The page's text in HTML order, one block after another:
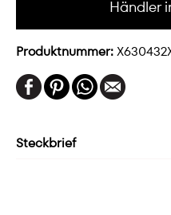
Händler
Produktnummer:
Steckbrief